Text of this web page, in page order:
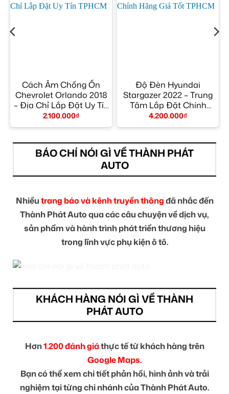
Cách Âm Chống Ồn
Chevrolet Orlando 2018
– Địa Chỉ Lắp Đặt Uy Tín
TPHCM
2.100.000₫
Độ Đèn Hyundai
Stargazer 2022 – Trung
Tâm Lắp Đặt Chính
Hãng Giá Tốt TPHCM
4.200.000₫
BÁO CHÍ NÓI GÌ VỀ THÀNH PHÁT
AUTO
Nhiềutrang báo và kênh truyền thôngđã nhắc đến
Thành Phát Auto qua các câu chuyện về dịch vụ,
sản phẩm và hành trình phát triển thương hiệu
trong lĩnh vực phụ kiện ô tô.
KHÁCH HÀNG NÓI GÌ VỀ THÀNH
PHÁT AUTO
Hơn1.200 đánh giáthực tế từ khách hàng trên
Google Maps.
Bạn có thể xem chi tiết phản hồi, hình ảnh và trải
nghiệm tại từng chi nhánh của Thành Phát Auto.